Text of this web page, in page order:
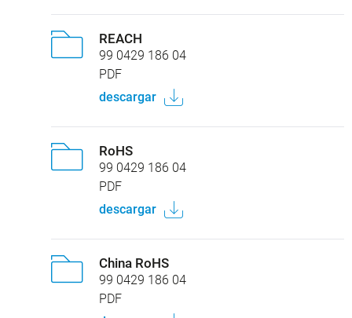
REACH
99 0429 186 04
PDF
descargar
RoHS
99 0429 186 04
PDF
descargar
China RoHS
99 0429 186 04
PDF